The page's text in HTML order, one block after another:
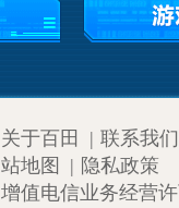
关于百田 | 联系我们
站地图
| 隐私政策
增值电信业务经营